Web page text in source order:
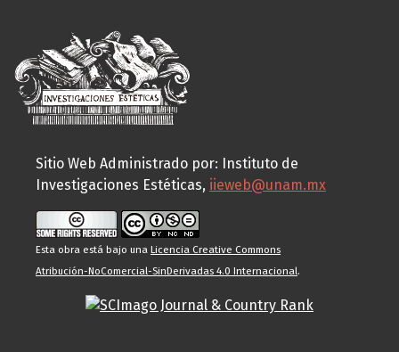
Sitio Web Administrado por: Instituto de
Investigaciones Estéticas, iieweb@unam.mx
Esta obra está bajo una Licencia Creative Commons
Atribución-NoComercial-SinDerivadas 4.0 Internacional.